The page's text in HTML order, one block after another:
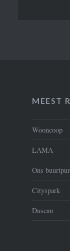
MEEST
Wooncoop
LAMA
Ons
Cityspark
Duscan